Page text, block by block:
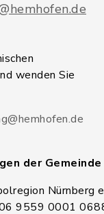
wenden Sie
der
Nürnberg
9559 0001